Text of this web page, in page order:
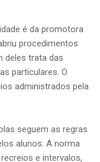
é da promotora
procedimentos
deles trata das
particulares. O
administrados pela
seguem as regras
alunos. A norma
e intervalos,